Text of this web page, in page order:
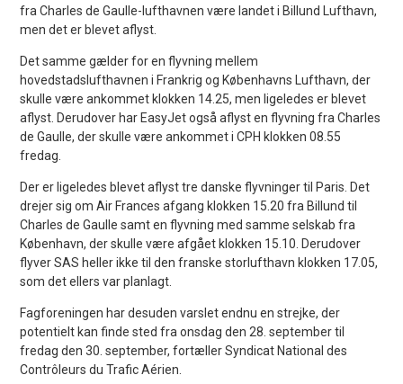
fra Charles de Gaulle-lufthavnen være landet i Billund Lufthavn,
men det er blevet aflyst.
Det samme gælder for en flyvning mellem
hovedstadslufthavnen i Frankrig og Københavns Lufthavn, der
skulle være ankommet klokken 14.25, men ligeledes er blevet
aflyst. Derudover har EasyJet også aflyst en flyvning fra Charles
de Gaulle, der skulle være ankommet i CPH klokken 08.55
fredag.
Der er ligeledes blevet aflyst tre danske flyvninger til Paris. Det
drejer sig om Air Frances afgang klokken 15.20 fra Billund til
Charles de Gaulle samt en flyvning med samme selskab fra
København, der skulle være afgået klokken 15.10. Derudover
flyver SAS heller ikke til den franske storlufthavn klokken 17.05,
som det ellers var planlagt.
Fagforeningen har desuden varslet endnu en strejke, der
potentielt kan finde sted fra onsdag den 28. september til
fredag den 30. september, fortæller Syndicat National des
Contrôleurs du Trafic Aérien.